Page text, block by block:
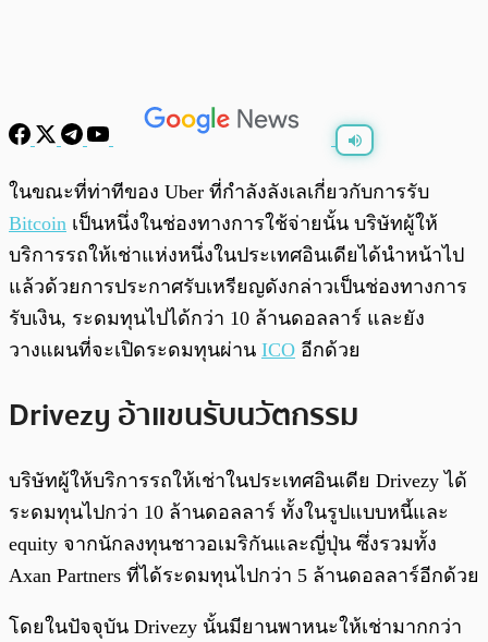
พร้อมเล่น /0:00
ในขณะที่ท่าทีของ Uber ที่กำลังลังเลเกี่ยวกับการรับ
Bitcoin เป็นหนึ่งในช่องทางการใช้จ่ายนั้น บริษัทผู้ให้
บริการรถให้เช่าแห่งหนึ่งในประเทศอินเดียได้นำหน้าไป
แล้วด้วยการประกาศรับเหรียญดังกล่าวเป็นช่องทางการ
รับเงิน, ระดมทุนไปได้กว่า 10 ล้านดอลลาร์ และยัง
วางแผนที่จะเปิดระดมทุนผ่าน ICO อีกด้วย
Drivezy อ้าแขนรับนวัตกรรม
บริษัทผู้ให้บริการรถให้เช่าในประเทศอินเดีย Drivezy ได้
ระดมทุนไปกว่า 10 ล้านดอลลาร์ ทั้งในรูปแบบหนี้และ
equity จากนักลงทุนชาวอเมริกันและญี่ปุ่น ซึ่งรวมทั้ง
Axan Partners ที่ได้ระดมทุนไปกว่า 5 ล้านดอลลาร์อีกด้วย
โดยในปัจจุบัน Drivezy นั้นมียานพาหนะให้เช่ามากกว่า